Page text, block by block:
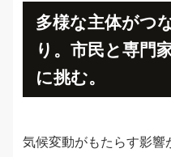
多様な主体がつ
り。市民と専門
に挑む。
気候変動がもたらす影